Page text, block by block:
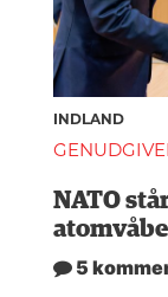
INDLAND
NATO
5